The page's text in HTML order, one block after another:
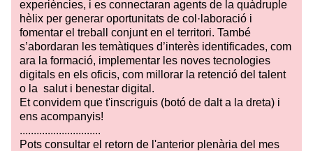
experiències, i es connectaran agents de la quàdruple
hèlix per generar oportunitats de col·laboració i
fomentar el treball conjunt en el territori. També
s’abordaran les temàtiques d’interès identificades, com
ara la formació, implementar les noves tecnologies
digitals en els oficis, com millorar la retenció del talent
o la salut i benestar digital.
Et convidem que t'inscriguis (botó de dalt a la dreta) i
ens acompanyis!
.............................
Pots consultar el retorn de l'anterior plenària del mes